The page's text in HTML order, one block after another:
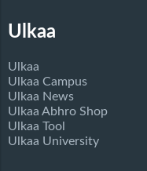
Ulkaa
Ulkaa
Ulkaa Campus
Ulkaa News
Ulkaa Abhro Shop
Ulkaa Tool
Ulkaa University